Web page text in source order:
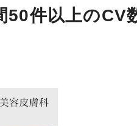
50件以上のCV